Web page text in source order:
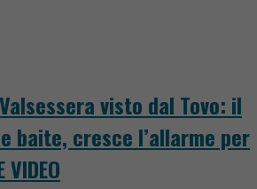
visto dal Tovo: il
baite, cresce l’allarme per